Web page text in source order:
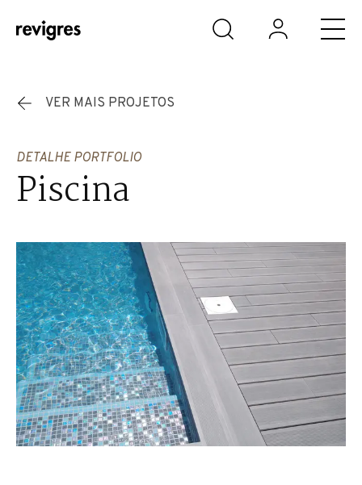
Saltar para o conteúdo principal
VER MAIS PROJETOS
DETALHE PORTFOLIO
Piscina